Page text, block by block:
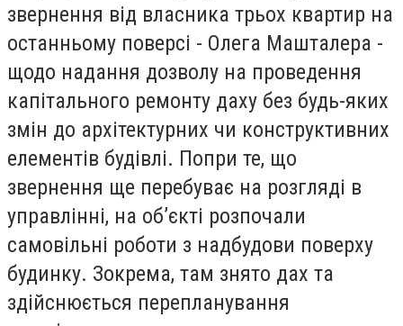
звернення від власника трьох квартир на
останньому поверсі - Олега Машталера -
щодо надання дозволу на проведення
капітального ремонту даху без будь-яких
змін до архітектурних чи конструктивних
елементів будівлі. Попри те, що
звернення ще перебуває на розгляді в
управлінні, на об’єкті розпочали
самовільні роботи з надбудови поверху
будинку. Зокрема, там знято дах та
здійснюється перепланування